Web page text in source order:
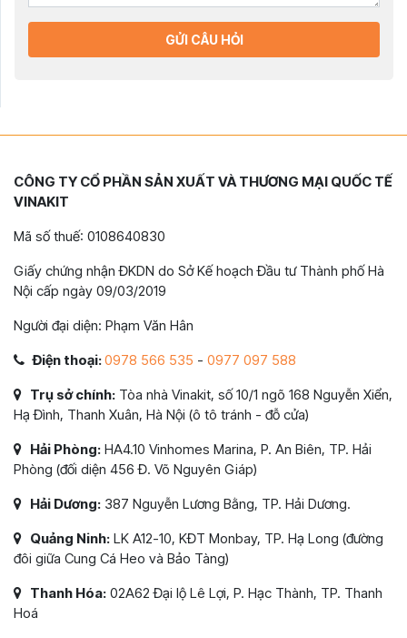
GỬI CÂU HỎI
CÔNG TY CỔ PHẦN SẢN XUẤT VÀ THƯƠNG MẠI QUỐC TẾ
VINAKIT
Mã số thuế: 0108640830
Giấy chứng nhận ĐKDN do Sở Kế hoạch Đầu tư Thành phố Hà
Nội cấp ngày 09/03/2019
Người đại diện: Phạm Văn Hân
Điện thoại:0978 566 535 - 0977 097 588
Trụ sở chính: Tòa nhà Vinakit, số 10/1 ngõ 168 Nguyễn Xiển,
Hạ Đình, Thanh Xuân, Hà Nội (ô tô tránh - đỗ cửa)
Hải Phòng: HA4.10 Vinhomes Marina, P. An Biên, TP. Hải
Phòng (đối diện 456 Đ. Võ Nguyên Giáp)
Hải Dương: 387 Nguyễn Lương Bằng, TP. Hải Dương.
Quảng Ninh: LK A12-10, KĐT Monbay, TP. Hạ Long (đường
đôi giữa Cung Cá Heo và Bảo Tàng)
Thanh Hóa: 02A62 Đại lộ Lê Lợi, P. Hạc Thành, TP. Thanh
Hoá